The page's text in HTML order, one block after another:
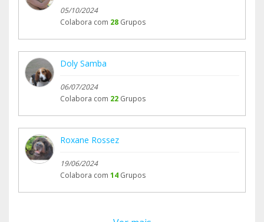
05/10/2024
Colabora com 28 Grupos
Doly Samba
06/07/2024
Colabora com 22 Grupos
Roxane Rossez
19/06/2024
Colabora com 14 Grupos